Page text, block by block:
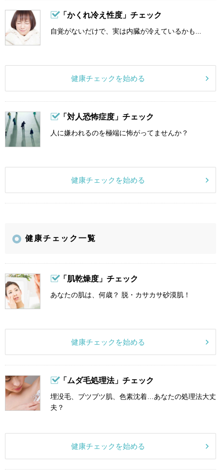
「かくれ冷え性度」チェック
自覚がないだけで、実は内臓が冷えているかも...
健康チェックを始める
「対人恐怖症度」チェック
人に嫌われるのを極端に怖がってませんか？
健康チェックを始める
健康チェック一覧
「肌乾燥度」チェック
あなたの肌は、何歳？ 脱・カサカサ砂漠肌！
健康チェックを始める
「ムダ毛処理法」チェック
埋没毛、ブツブツ肌、色素沈着…あなたの処理法大丈
夫？
健康チェックを始める